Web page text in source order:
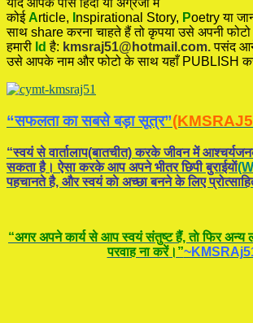
यदि आपके पास हिंदी या अंग्रेजी में
कोईArticle, nspirational Story, Poetryया
साथ share करना चाहते हैं तो कृपया उसे अपनी
हमारी Id है: kmsraj51@hotmail.com. पसंद
उसे आपके नाम और फोटो के साथ यहाँ PUBLISH
“सफलता का सबसे बड़ा सूत्र”
“स्वयं से वार्तालाप(बातचीत) करके जीवन में
सकता है। ऐसा करके आप अपने भीतर छिपी बुराईयाें
पहचानते है, और स्वयं काे अच्छा बनने के लिए
“अगर अपने कार्य से आप स्वयं संतुष्ट हैं, ताे फिर अन्य
परवाह ना करें।”